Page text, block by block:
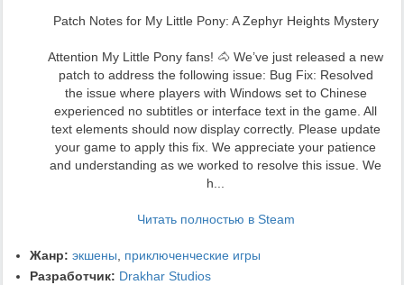
Patch Notes for My Little Pony: A Zephyr Heights Mystery
Attention My Little Pony fans! 🐴 We’ve just released a new
patch to address the following issue: Bug Fix: Resolved
the issue where players with Windows set to Chinese
experienced no subtitles or interface text in the game. All
text elements should now display correctly. Please update
your game to apply this fix. We appreciate your patience
and understanding as we worked to resolve this issue. We
h...
Читать полностью в Steam
Жанр: экшены, приключенческие игры
Разработчик: Drakhar Studios